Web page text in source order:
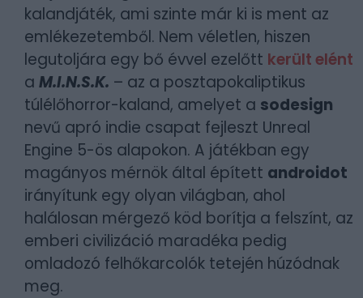
kalandjáték, ami szinte már ki is ment az
emlékezetemből. Nem véletlen, hiszen
legutoljára egy bő évvel ezelőtt került elént
a M.I.N.S.K. – az a posztapokaliptikus
túlélőhorror-kaland, amelyet a sodesign
nevű apró indie csapat fejleszt Unreal
Engine 5-ös alapokon. A játékban egy
magányos mérnök által épített androidot
irányítunk egy olyan világban, ahol
halálosan mérgező köd borítja a felszínt, az
emberi civilizáció maradéka pedig
omladozó felhőkarcolók tetején húzódnak
meg.